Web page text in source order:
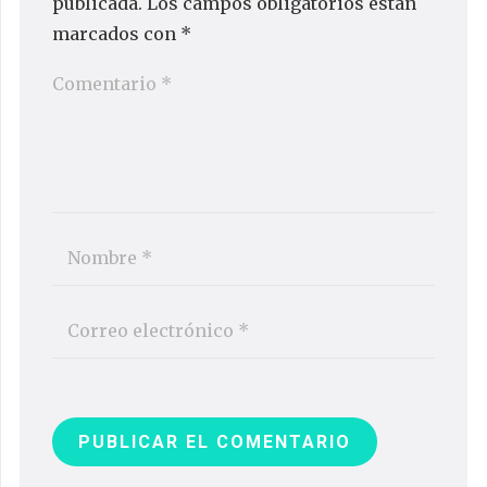
marcados con *
PUBLICAR EL COMENTARIO